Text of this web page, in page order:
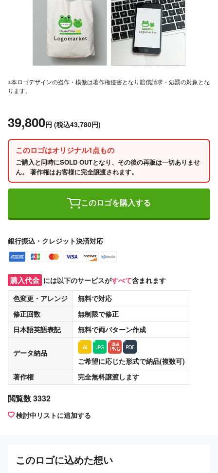
※本ロゴデザインの盗作・模倣は著作権侵害となり賠償請求・処罰の対象とな
ります。
39,800円 (税込43,780円)
このロゴはオリジナル1点もの
ご購入と同時にSOLD OUTとなり、その後の再販は一切ありませ
ん。 著作権はお客様に完全譲渡されます。
このロゴを購入する
銀行振込・クレジット決済対応
購入代金 には以下のサービスがすべて含まれます
色変更・アレンジ
無料で対応
修正回数
無制限で修正
日本語英語表記
無料で両パターン作成
データ納品
ご希望に応じた形式で納品(複数可)
著作権
完全無料譲渡します
閲覧数 3332
検討中リストに追加する
このロゴに込めた想い